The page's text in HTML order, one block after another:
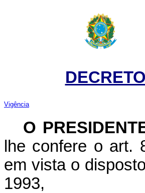
Vigência
O
lhe confere o art.
em vista o
1993,